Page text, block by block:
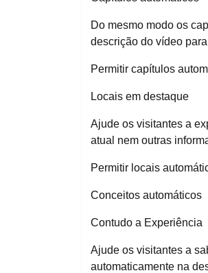
Do mesmo modo os
descrição do vídeo
Permitir capítulos
Locais em destaque
Ajude os visitantes a
atual nem outras
Permitir locais
Conceitos automáticos
Contudo a Experiência
Ajude os visitantes a
automaticamente na